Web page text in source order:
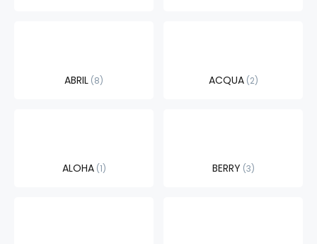
ABRIL 8 ACQUA 2
ALOHA 1 BERRY 3